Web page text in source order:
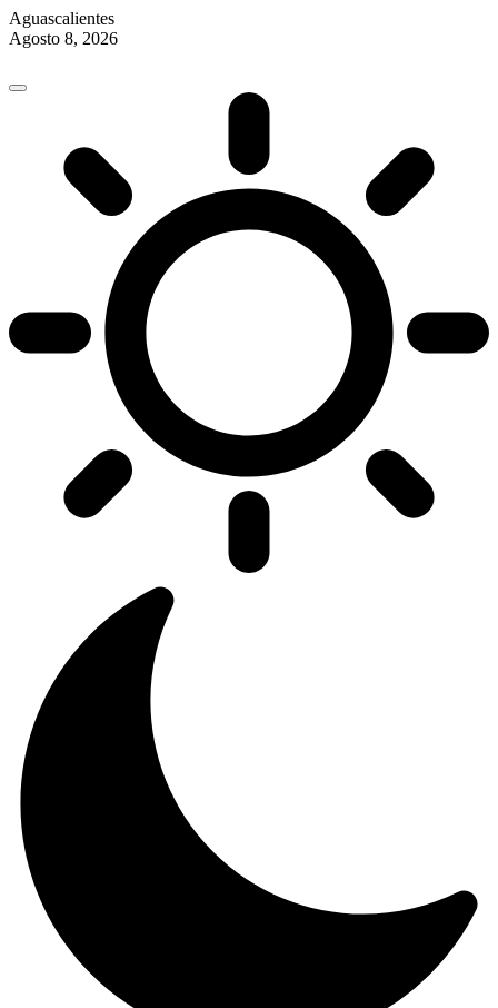
Aguascalientes
Agosto 8, 2026
content